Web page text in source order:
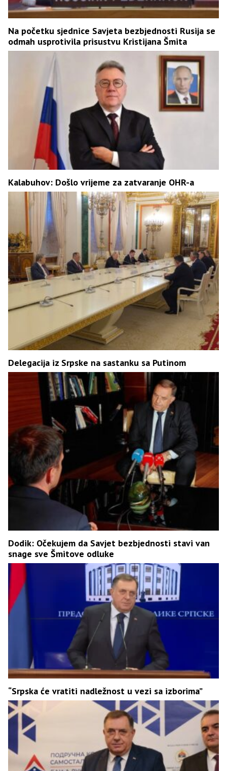
Na početku sjednice Savjeta bezbjednosti Rusija se
odmah usprotivila prisustvu Kristijana Šmita
Kalabuhov: Došlo vrijeme za zatvaranje OHR-a
Delegacija iz Srpske na sastanku sa Putinom
Dodik: Očekujem da Savjet bezbjednosti stavi van
snage sve Šmitove odluke
“Srpska će vratiti nadležnost u vezi sa izborima”